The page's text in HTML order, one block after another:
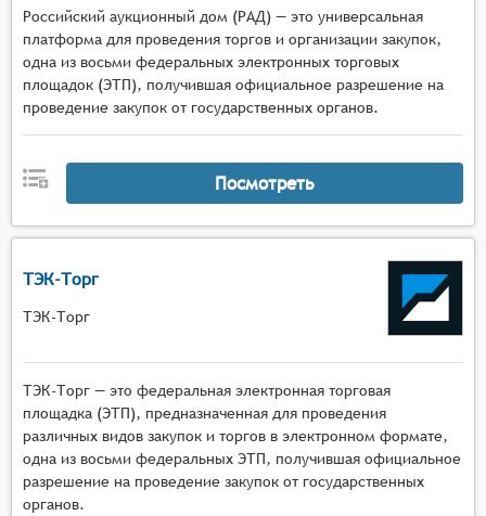
Российский аукционный дом (РАД) — это универсальная
платформа для проведения торгов и организации закупок,
одна из восьми федеральных электронных торговых
площадок (ЭТП), получившая официальное разрешение на
проведение закупок от государственных органов.
Посмотреть
ТЭК-Торг
ТЭК-Торг
ТЭК-Торг — это федеральная электронная торговая
площадка (ЭТП), предназначенная для проведения
различных видов закупок и торгов в электронном формате,
одна из восьми федеральных ЭТП, получившая официальное
разрешение на проведение закупок от государственных
органов.